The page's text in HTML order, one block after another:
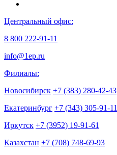
Центральный офис:
8 800 222-91-11
info@1ep.ru
Филиалы:
Новосибирск +7 (383) 280-42-43
Екатеринбург +7 (343) 305-91-11
Иркутск +7 (3952) 19-91-61
Казахстан +7 (708) 748-69-93